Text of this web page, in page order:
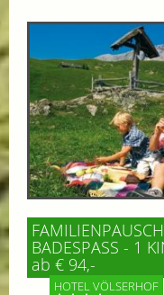
BADESPASS - 1
ab € 94,-
HOTEL VÖLSERHOF